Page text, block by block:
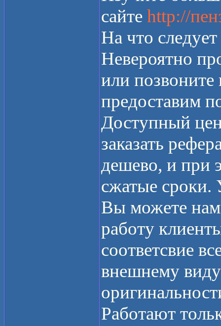
сайте http://
На что
Невероятно
или
предоставим
Доступный
заказать
дешево, и при
сжатые сроки.
Вы можете нам
работу
соответсвие
внешнему
Работают